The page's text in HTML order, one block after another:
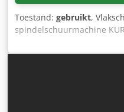
Toestand: gebruikt,
spindelschuurmachine
Gecombineerde
schuurmachine,
Machinenr. Nr. 6812420